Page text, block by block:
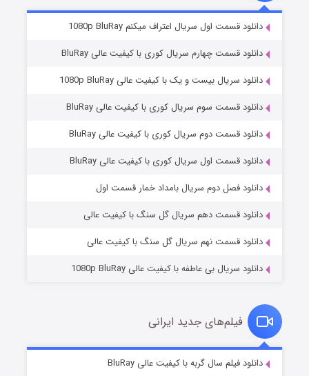
قسمت۲ (زیرنویس) منتشر شد
مردگان متحرک: شهر مرده ۳
قسمت۲ (زیرنویس) منتشر شد
قسمت۷ (زیرنویس) منتشر شد
دانلود قسمت اول سریال اعتراف میکنم 1080p BluRay
دانلود قسمت چهارم سریال کوری با کیفیت عالی BluRay
دانلود سریال بیست و یک با کیفیت عالی 1080p BluRay
دانلود قسمت سوم سریال کوری با کیفیت عالی BluRay
دانلود قسمت دوم سریال کوری با کیفیت عالی BluRay
دانلود قسمت اول سریال کوری با کیفیت عالی BluRay
دانلود فصل دوم سریال بامداد خمار قسمت اول
دانلود قسمت دهم سریال گل سنگ با کیفیت عالی
دانلود قسمت نهم سریال گل سنگ با کیفیت عالی
دانلود سریال بی عاطفه با کیفیت عالی 1080p BluRay
فیلم‌های جدید ایرانی
دانلود فیلم سال گربه با کیفیت عالی BluRay